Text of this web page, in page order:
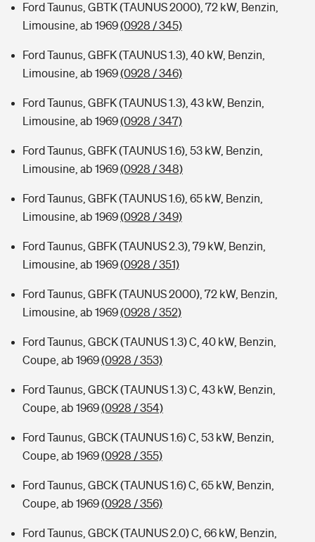
Ford Taunus, GBTK (TAUNUS 2000), 72 kW, Benzin,
Limousine, ab 1969(0928 / 345)
Ford Taunus, GBFK (TAUNUS 1.3), 40 kW, Benzin,
Limousine, ab 1969(0928 / 346)
Ford Taunus, GBFK (TAUNUS 1.3), 43 kW, Benzin,
Limousine, ab 1969(0928 / 347)
Ford Taunus, GBFK (TAUNUS 1.6), 53 kW, Benzin,
Limousine, ab 1969(0928 / 348)
Ford Taunus, GBFK (TAUNUS 1.6), 65 kW, Benzin,
Limousine, ab 1969(0928 / 349)
Ford Taunus, GBFK (TAUNUS 2.3), 79 kW, Benzin,
Limousine, ab 1969(0928 / 351)
Ford Taunus, GBFK (TAUNUS 2000), 72 kW, Benzin,
Limousine, ab 1969(0928 / 352)
Ford Taunus, GBCK (TAUNUS 1.3) C, 40 kW, Benzin,
Coupe, ab 1969(0928 / 353)
Ford Taunus, GBCK (TAUNUS 1.3) C, 43 kW, Benzin,
Coupe, ab 1969(0928 / 354)
Ford Taunus, GBCK (TAUNUS 1.6) C, 53 kW, Benzin,
Coupe, ab 1969(0928 / 355)
Ford Taunus, GBCK (TAUNUS 1.6) C, 65 kW, Benzin,
Coupe, ab 1969(0928 / 356)
Ford Taunus, GBCK (TAUNUS 2.0) C, 66 kW, Benzin,